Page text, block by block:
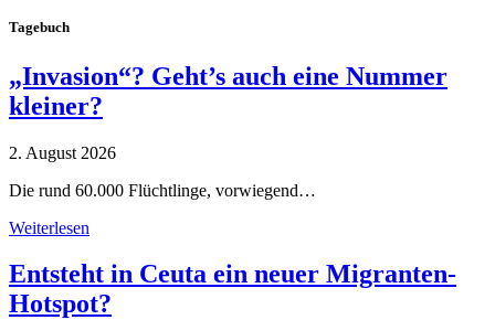
Tagebuch
„Invasion“? Geht’s auch eine Nummer
kleiner?
2. August 2026
Die rund 60.000 Flüchtlinge, vorwiegend…
Weiterlesen
Entsteht in Ceuta ein neuer Migranten-
Hotspot?